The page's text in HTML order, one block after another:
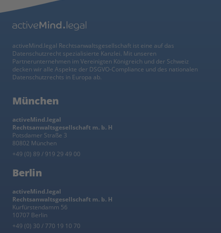
activeMind.legal Rechtsanwaltsgesellschaft ist eine auf das
Datenschutzrecht spezialisierte Kanzlei. Mit unseren
Partnerunternehmen im Vereinigten Königreich und der Schweiz
decken wir alle Aspekte der DSGVO-Compliance und des nationalen
Datenschutzrechts in Europa ab.
München
activeMind.legal
Rechtsanwaltsgesellschaft m. b. H
Potsdamer Straße 3
80802 München
+49 (0) 89 / 919 29 49 00
Berlin
activeMind.legal
Rechtsanwaltsgesellschaft m. b. H
Kurfürstendamm 56
10707 Berlin
+49 (0) 30 / 770 19 10 70